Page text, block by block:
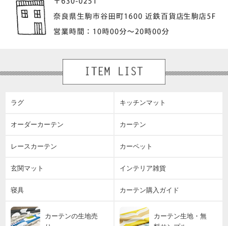
ラグ キッチンマット
オーダーカーテン カーテン
レースカーテン カーペット
玄関マット インテリア雑貨
寝具 カーテン購入ガイド
カーテンの生地売
カーテン生地・無